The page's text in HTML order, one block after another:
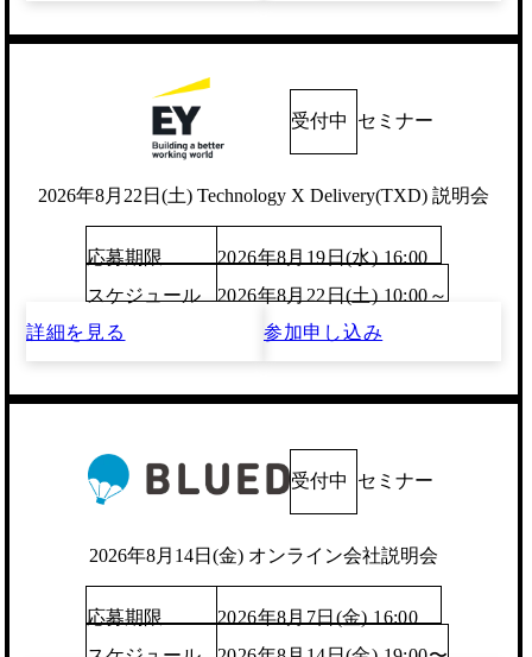
受付中 セミナー
2026年8月22日(土) Technology X Delivery(TXD) 説明会
応募期限
2026年8月19日(水) 16:00
スケジュール
2026年8月22日(土) 10:00～
詳細を見る
参加申し込み
受付中 セミナー
2026年8月14日(金) オンライン会社説明会
応募期限
2026年8月7日(金) 16:00